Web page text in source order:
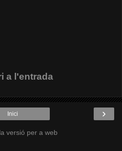
a l'entrada
›
Inici
versió per a web